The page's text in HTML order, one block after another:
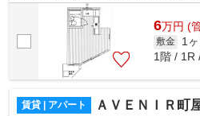
様へ提供しております！最新の情報は...
6万円 (
敷金 1ヶ
1階 / 1R
賃貸 | アパート ＡＶＥＮＩＲ町